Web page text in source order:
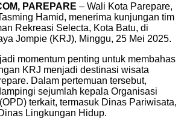
PAREPARE – Wali Kota Parepare,
Hamid, menerima kunjungan tim
Rekreasi Selecta, Kota Batu, di
Jompie (KRJ), Minggu, 25 Mei 2025.
momentum penting untuk membahas
KRJ menjadi destinasi wisata
Dalam pertemuan tersebut,
sejumlah kepala Organisasi
terkait, termasuk Dinas Pariwisata,
Lingkungan Hidup.